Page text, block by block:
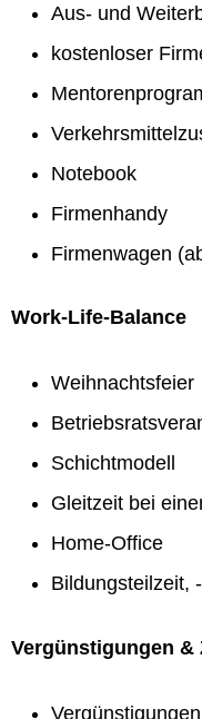
Aus- und
kostenloser
Notebook
Firmenhandy
Firmenwagen
Work-Life-Balance
Weihnachtsfeier
Schichtmodell
Gleitzeit bei
Home-Office
Bildungsteilzeit,
Vergünstigungen &